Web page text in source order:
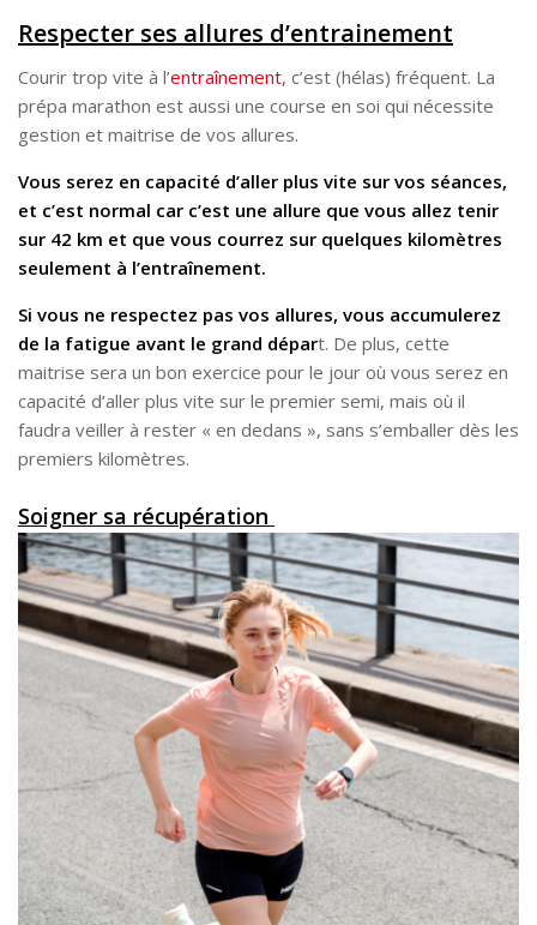
Respecter ses allures d’entrainement
Courir trop vite à l’entraînement, c’est (hélas) fréquent. La
prépa marathon est aussi une course en soi qui nécessite
gestion et maitrise de vos allures.
Vous serez en capacité d’aller plus vite sur vos séances,
et c’est normal car c’est une allure que vous allez tenir
sur 42 km et que vous courrez sur quelques kilomètres
seulement à l’entraînement.
Si vous ne respectez pas vos allures, vous accumulerez
de la fatigue avant le grand départ. De plus, cette
maitrise sera un bon exercice pour le jour où vous serez en
capacité d’aller plus vite sur le premier semi, mais où il
faudra veiller à rester « en dedans », sans s’emballer dès les
premiers kilomètres.
Soigner sa récupération